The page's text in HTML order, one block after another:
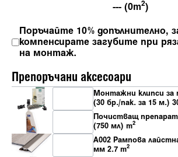
--- (0m2)
Поръчайте 10% допълнително,
компенсирате загубите при
на монтаж.
Препоръчани аксесоари
Монтажни клипси за
(30 бр./пак. за 15 м.)
Почистващ препарат
(750 мл) m2
A002 Рампова
мм 2.7 m2